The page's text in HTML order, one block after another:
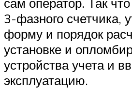
3-фазного счетчика,
форму и порядок
установке и
устройства учета и
эксплуатацию.